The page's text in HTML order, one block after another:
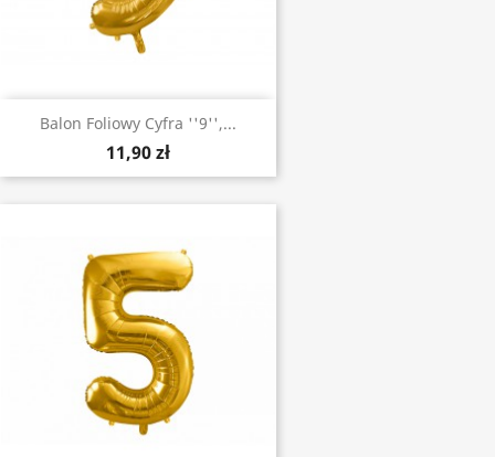
Balon Foliowy Cyfra ''9'',...
11,90 zł